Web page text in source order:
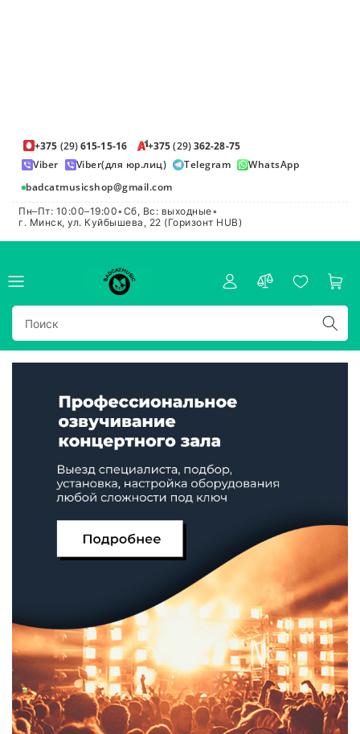
+375 (29)615-15-16 +375(29)362-28-75
Viber
Viber(для юр.лиц) Telegram
WhatsApp
badcatmusicshop@gmail.com
Пн–Пт: 10:00–19:00•Сб, Вс: выходные•
г. Минск, ул. Куйбышева, 22 (Горизонт HUB)